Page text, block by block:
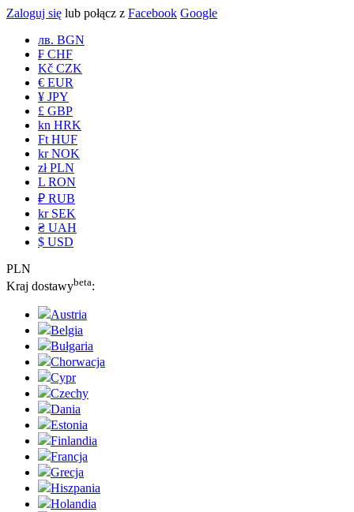
Zaloguj się lub połącz z Facebook Google
лв. BGN
₣ CHF
Kč CZK
€ EUR
¥ JPY
£ GBP
kn HRK
Ft HUF
kr NOK
zł PLN
L RON
₽ RUB
kr SEK
₴ UAH
$ USD
PLN
Kraj dostawybeta:
Austria
Belgia
Bułgaria
Chorwacja
Cypr
Czechy
Dania
Estonia
Finlandia
Francja
Grecja
Hiszpania
Holandia